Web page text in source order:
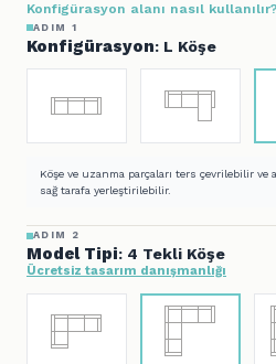
Konfigürasyon alanı nasıl kullanılır?
ADIM 1
Konfigürasyon: L Köşe
Köşe ve uzanma parçaları ters çevrilebilir ve
sağ tarafa yerleştirilebilir.
ADIM 2
Model Tipi: 4 Tekli Köşe
Ücretsiz tasarım danışmanlığı